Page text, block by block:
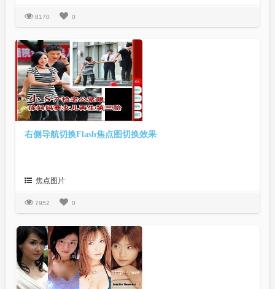
8170 0
右侧导航切换Flash焦点图切换效果
焦点图片
7952 0